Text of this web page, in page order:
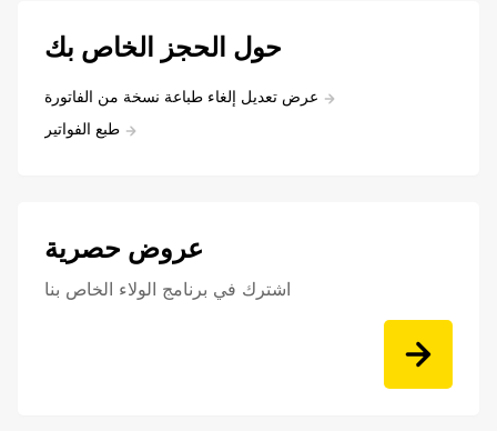
حول الحجز الخاص بك
عرض تعديل إلغاء طباعة نسخة من الفاتورة
طبع الفواتير
عروض حصرية
اشترك في برنامج الولاء الخاص بنا